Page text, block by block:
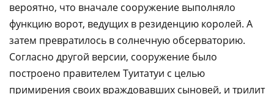
вероятно, что вначале сооружение выполняло
функцию ворот, ведущих в резиденцию королей. А
затем превратилось в солнечную обсерваторию.
Согласно другой версии, сооружение было
построено правителем Туитатуи с целью
примирения своих враждовавших сыновей, и трилит